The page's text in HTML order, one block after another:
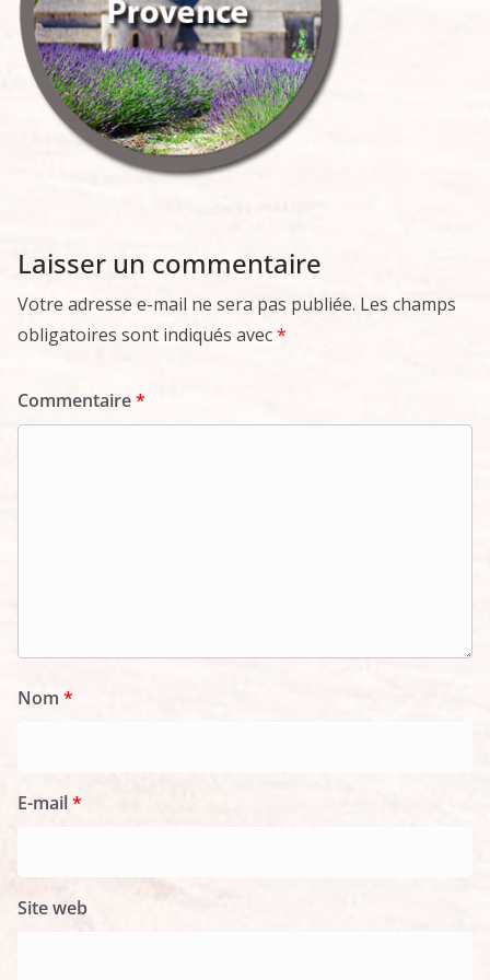
Laisser un commentaire
Votre adresse e-mail ne sera pas publiée. Les champs
obligatoires sont indiqués avec*
Commentaire*
Nom *
E-mail*
Site web